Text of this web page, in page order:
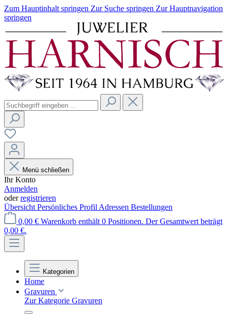
Zum Hauptinhalt springen Zur Suche springen Zur Hauptnavigation
springen
Menü schließen
Ihr Konto
Anmelden
oderregistrieren
Übersicht Persönliches Profil Adressen Bestellungen
0,00 € Warenkorb enthält 0 Positionen. Der Gesamtwert beträgt
0,00 €.
Kategorien
Home
Gravuren
Zur Kategorie Gravuren